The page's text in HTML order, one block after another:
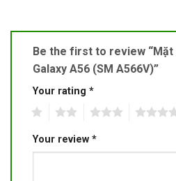
Be the first to review “Mặt
Galaxy A56 (SM A566V)”
Your rating *
Your review *